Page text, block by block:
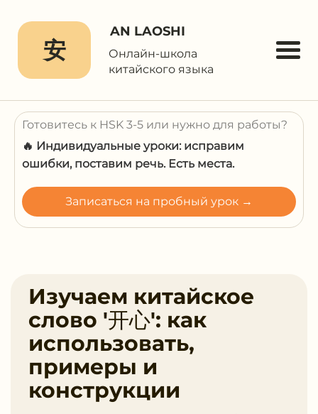
安
AN LAOSHI
Онлайн-школа
китайского языка
Готовитесь к HSK 3-5 или нужно для работы?
🔥 Индивидуальные уроки: исправим
ошибки, поставим речь. Есть места.
Записаться на пробный урок →
Изучаем китайское
слово '开心': как
использовать,
примеры и
конструкции